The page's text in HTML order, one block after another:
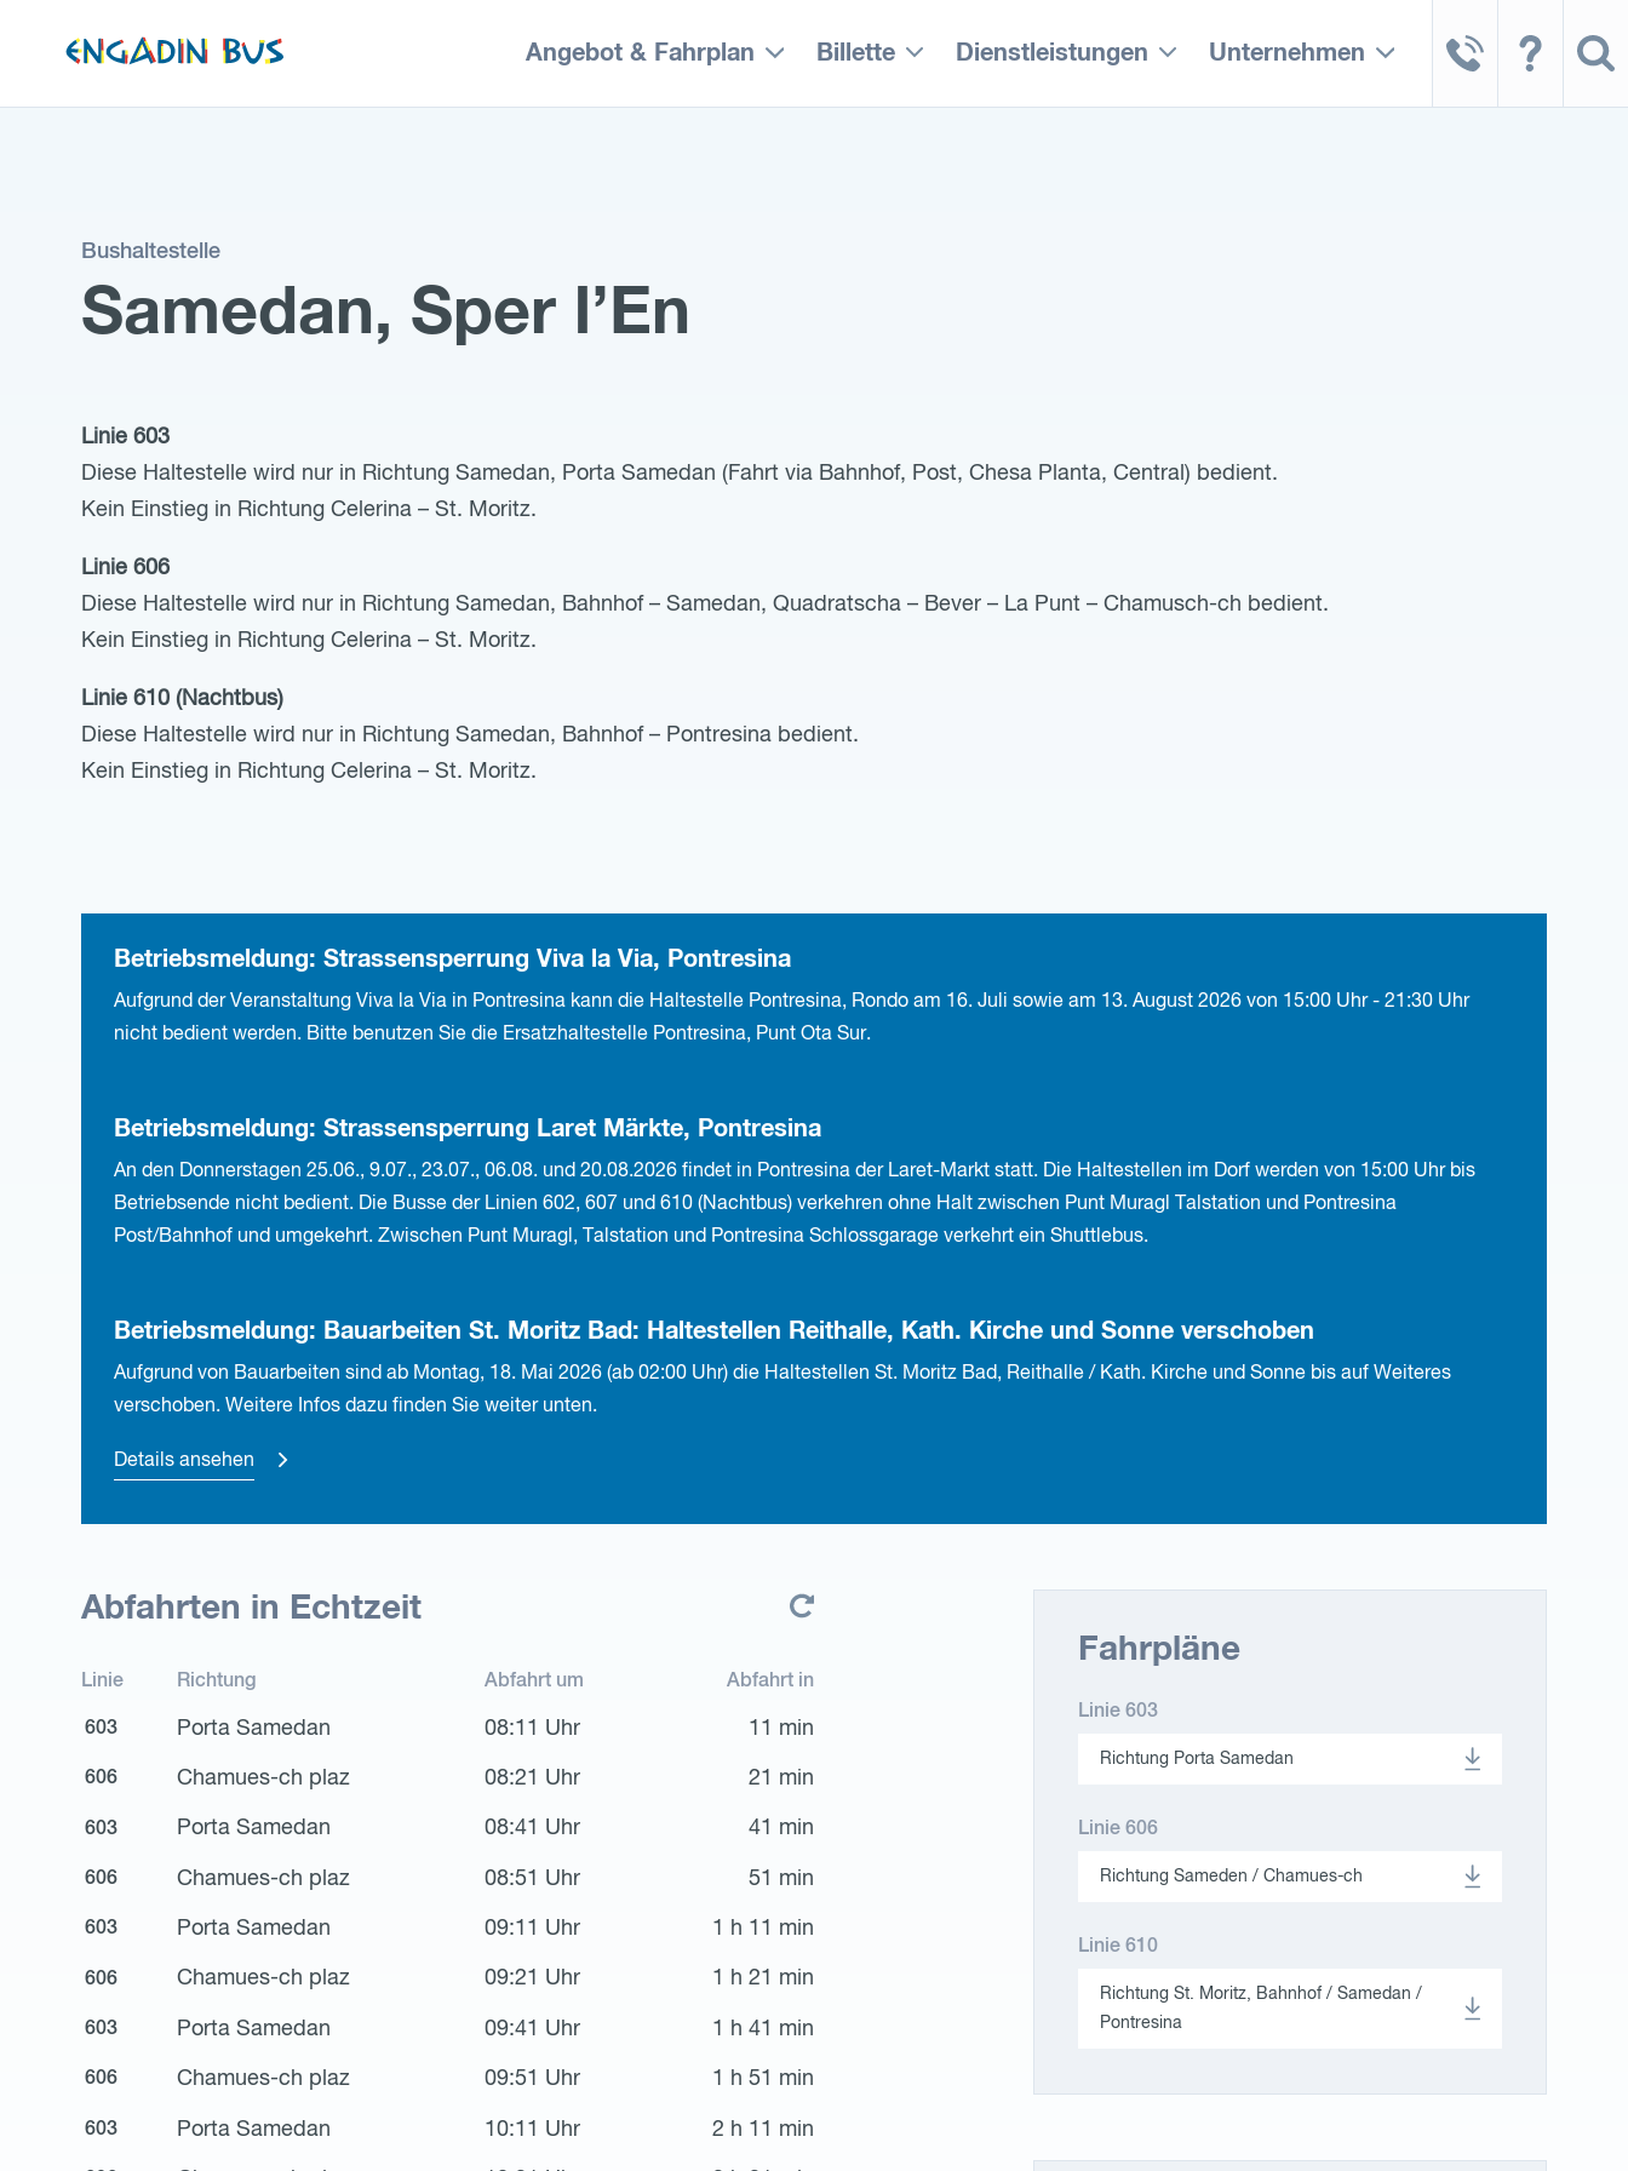
zur
Startseite
Angebot & Fahrplan Billette Dienstleistungen Unternehmen
Bushaltestelle
Samedan, Sper l’En
Linie 603
Diese Haltestelle wird nur in Richtung Samedan, Porta Samedan (Fahrt via Bahnhof, Post, Chesa Planta, Central) bedient.
Kein Einstieg in Richtung Celerina – St. Moritz.
Linie 606
Diese Haltestelle wird nur in Richtung Samedan, Bahnhof – Samedan, Quadratscha – Bever – La Punt – Chamusch-ch bedient.
Kein Einstieg in Richtung Celerina – St. Moritz.
Linie 610 (Nachtbus)
Diese Haltestelle wird nur in Richtung Samedan, Bahnhof – Pontresina bedient.
Kein Einstieg in Richtung Celerina – St. Moritz.
Betriebsmeldung: Strassensperrung Viva la Via, Pontresina
Aufgrund der Veranstaltung Viva la Via in Pontresina kann die Haltestelle Pontresina, Rondo am 16. Juli sowie am 13. August 2026 von 15:00 Uhr - 21:30 Uhr
nicht bedient werden. Bitte benutzen Sie die Ersatzhaltestelle Pontresina, Punt Ota Sur.
Betriebsmeldung: Strassensperrung Laret Märkte, Pontresina
An den Donnerstagen 25.06., 9.07., 23.07., 06.08. und 20.08.2026 findet in Pontresina der Laret-Markt statt. Die Haltestellen im Dorf werden von 15:00 Uhr bis
Betriebsende nicht bedient. Die Busse der Linien 602, 607 und 610 (Nachtbus) verkehren ohne Halt zwischen Punt Muragl Talstation und Pontresina
Post/Bahnhof und umgekehrt. Zwischen Punt Muragl, Talstation und Pontresina Schlossgarage verkehrt ein Shuttlebus.
Betriebsmeldung: Bauarbeiten St. Moritz Bad: Haltestellen Reithalle, Kath. Kirche und Sonne verschoben
Aufgrund von Bauarbeiten sind ab Montag, 18. Mai 2026 (ab 02:00 Uhr) die Haltestellen St. Moritz Bad, Reithalle / Kath. Kirche und Sonne bis auf Weiteres
verschoben. Weitere Infos dazu finden Sie weiter unten.
Details ansehen
Abfahrten in Echtzeit
Linie Richtung Abfahrt um Abfahrt in
603 Porta Samedan 08:11 Uhr 11 min
606 Chamues-ch plaz 08:21 Uhr 21 min
603 Porta Samedan 08:41 Uhr 41 min
606 Chamues-ch plaz 08:51 Uhr 51 min
603 Porta Samedan 09:11 Uhr 1 h 11 min
606 Chamues-ch plaz 09:21 Uhr 1 h 21 min
603 Porta Samedan 09:41 Uhr 1 h 41 min
606 Chamues-ch plaz 09:51 Uhr 1 h 51 min
603 Porta Samedan 10:11 Uhr 2 h 11 min
Fahrpläne
Linie 603
Richtung Porta Samedan
Linie 606
Richtung Sameden / Chamues-ch
Linie 610
Richtung St. Moritz, Bahnhof / Samedan /
Pontresina